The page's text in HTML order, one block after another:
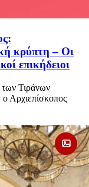
κρύπτη – Οι
επικήδειοι
Τιράνων
Αρχιεπίσκοπος